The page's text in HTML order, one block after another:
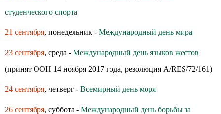
студенческого спорта
21 сентября, понедельник - Международный день мира
23 сентября, среда - Международный день языков жестов
(принят ООН 14 ноября 2017 года, резолюция A/RES/72/161)
24 сентября, четверг - Всемирный день моря
26 сентября, суббота - Международный день борьбы за